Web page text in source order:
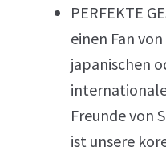
PERFEKTE
einen Fan
japanischen
Freunde von
ist unsere